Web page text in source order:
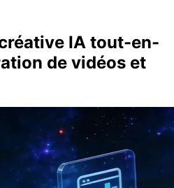
IA tout-en-
de vidéos et